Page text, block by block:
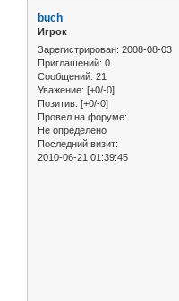
buch
Игрок
Зарегистрирован: 2008-08-03
Приглашений: 0
Сообщений: 21
Уважение: [+0/-0]
Позитив: [+0/-0]
Провел на форуме:
Не определено
Последний визит:
2010-06-21 01:39:45